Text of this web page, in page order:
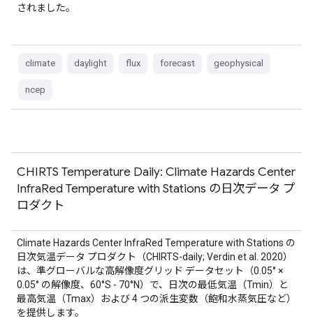
されました。
climate daylight flux forecast geophysical
ncep
CHIRTS Temperature Daily: Climate Hazards Center
InfraRed Temperature with Stations の日次データ プ
ロダクト
Climate Hazards Center InfraRed Temperature with Stations の
日次気温データ プロダクト（CHIRTS-daily; Verdin et al. 2020）
は、準グローバルな高解像度グリッド データセット（0.05° ×
0.05° の解像度、60°S - 70°N）で、日次の最低気温（Tmin）と
最高気温（Tmax）および 4 つの派生変数（飽和水蒸気圧など）
を提供します。